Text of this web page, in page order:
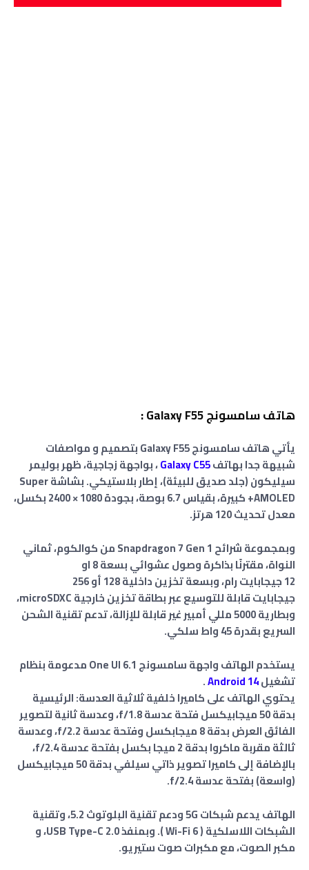
هاتف سامسونج Galaxy F55 :
يأتي هاتف سامسونج Galaxy F55 بتصميم و مواصفات
شبيهة جدا بهاتفGalaxy C55، بواجهة زجاجية، ظهر بوليمر
سيليكون (جلد صديق للبيئة)، إطار بلاستيكي. بشاشة Super
AMOLED+ كبيرة، بقياس 6.7 بوصة، بجودة 1080 × 2400 بكسل،
معدل تحديث 120 هرتز.
وبمجموعة شرائح Snapdragon 7 Gen 1 من كوالكوم، ثماني
النواة، مقترنًا بذاكرة وصول عشوائي بسعة 8 او
12جيجابايترام،وبسعة تخزين داخلية 128 أو
256
جيجابايت
قابلة للتوسيع عبر بطاقة تخزين خارجية microSDXC،
وبطارية 5000 مللي أمبير غير قابلة للإزالة، تدعم تقنية الشحن
السريع بقدرة 45 واط سلكي.
يستخدم الهاتف واجهة سامسونج One UI 6.1 مدعومة بنظام
تشغيلAndroid 14
.
يحتوي الهاتف على كاميرا خلفية ثلاثية العدسة: الرئيسية
بدقة 50 ميجابيكسل فتحة عدسة f/1.8، وعدسة ثانية لتصوير
الفائق العرض بدقة 8 ميجابكسل وفتحة عدسة f/2.2، وعدسة
ثالثة مقربة ماكروا بدقة 2 ميجا بكسل ب
فتحة عدسة f/2.4
،
بالإضافة إلى كاميرا تصوير ذاتي سيلفي بدقة 50 ميجابيكسل
(واسعة)بفتحة عدسة f/2.4.
الهاتف يدعم شبكات
ودعم تقنية البلوتوث 5.2، وتقنية
الشبكات اللاسلكية ( Wi-Fi 6 ). وبمنفذ USB Type-C 2.0، و
مكبر الصوت، مع مكبرات صوت ستيريو.